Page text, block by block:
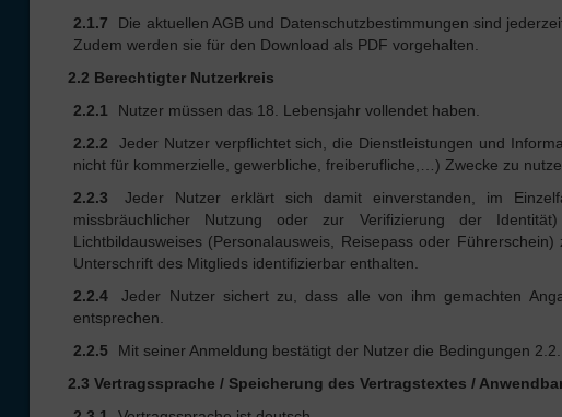
2.1.7
Die aktuellen AGB und Datenschutzbestimmungen sind
Zudem werden sie für den Download als PDF vorgehalten.
2.2 Berechtigter Nutzerkreis
2.2.1
Nutzer müssen das 18. Lebensjahr vollendet haben.
2.2.2
Jeder Nutzer verpflichtet sich, die Dienstleistungen und
nicht für kommerzielle, gewerbliche, freiberufliche,…) Zwecke zu
2.2.3
Jeder Nutzer erklärt sich damit einverstanden, im
missbräuchlicher Nutzung oder zur Verifizierung der
Lichtbildausweises (Personalausweis, Reisepass oder
Unterschrift des Mitglieds identifizierbar enthalten.
2.2.4
Jeder Nutzer sichert zu, dass alle von ihm gemachten
entsprechen.
2.2.5
Mit seiner Anmeldung bestätigt der Nutzer die Bedingungen
2.3 Vertragssprache / Speicherung des Vertragstextes /